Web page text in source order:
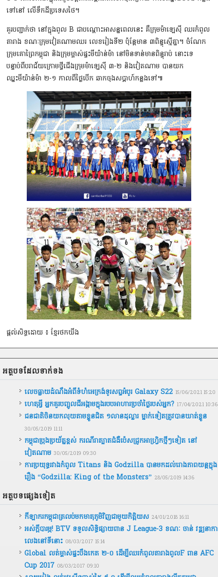
ទៅនៅ លើទឹកដីប្រទេសថៃ។
គួរបញ្ជាក់ថា នៅក្នុងពូល B ជាបណ្ដោះអាសន្នពេលនេះ គឺក្រុមម៉ាឡេស៊ី ឈរកំពូល
តារាង ខណៈក្រុមវៀតណាមឈរ លេខរៀងទី២ ប៉ុន្ដែមាន ៣ពិន្ទុស្មើគ្នា។ ចំណែក
ក្រុមគោព្រៃកម្ពុជា និងក្រុមម្ចាស់ផ្ទះមីយ៉ាន់ម៉ា នៅមិនទាន់មានពិន្ទុរាប់ នោះទេ
បន្ទាប់ពីបរាជ័យក្រោមថ្វីជើងក្រុមម៉ាឡេស៊ី ៣-២ និងវៀតណាម បានយក
ឈ្នះមីយ៉ាន់ម៉ា ២-១ កាលពីថ្ងៃបើក ឆាកចុងសប្ដាហ៍កន្លងទៅ៕
ផ្តល់សិទ្ធដោយ ៖ ខ្មែរថកឃីង
អត្ថបទ​ដែល​ទាក់ទង
លេចធ្លាយដំណឹងអំពីទំហំអេក្រង់ទូរសព្ទអំបូរ Galaxy S22 15/06/2021 15:20
ហេតុអ្វី អ្នកគួរបញ្ចូលជីអង្កាមក្នុងរបបអាហារប្រចាំថ្ងៃរបស់អ្នក? 17/04/2021 10:36
ជនជាតិ​ចិន​យក​លុយ​តាម​ខ្លួន​ជិត​ ​១លាន​ដុល្លារ​ ​ម្នាក់ទៀត​ត្រូវ​បាន​ឃាត់ខ្លួន
30/05/2019 11:11
កម្ពុជា​ប្រុងប្រយ័ត្ន​ខ្ពស់ ​ករណី​រា​ត្បាត​ជំងឺ​ប៉េស​ជ្រូក​អាហ្វ្រិកថ្មីៗទៀត នៅ​
វៀតណាម 30/05/2019 09:30
ការប្រយុទ្ធរវាងកំពូល Titans និង Godzilla បានមកដល់រោងភាពយន្តក្នុង
រឿង “Godzilla: King of the Monsters” 28/05/2019 14:36
អត្ថបទ​ផ្សេងទៀត
កីឡាករកម្ពុជាត្រលប់មកមាតុភូមិវិញជាមួយកិត្តិយស 24/01/2018 16:11
អស់​ក្ដី​បារម្ភ! BTV ទទួលសិទ្ធិ​ផ្សាយ​ពាន J League-3 ខណៈ ចាន់ វឌ្ឍនាកា
លេង​នៅ​ទី​នោះ 08/03/2017 15:14
Global លត់ម្ចាស់ផ្ទះបឹងកេត ២-០ ដើម្បីឈរកំពូលតារាងពូលF ពាន AFC
Cup 2017 08/03/2017 09:10